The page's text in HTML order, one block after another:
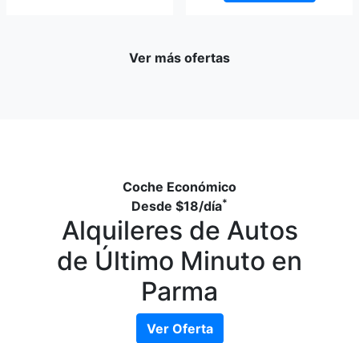
Ver más ofertas
Coche Económico
Desde $18/día*
Alquileres de Autos
de Último Minuto en
Parma
Ver Oferta